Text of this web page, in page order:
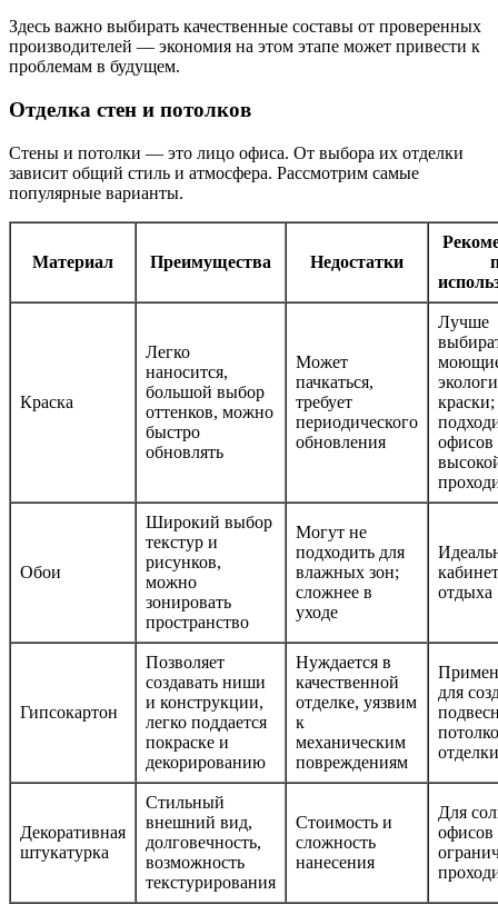
Здесь важно выбирать качественные составы от проверенных
производителей — экономия на этом этапе может привести к
проблемам в будущем.
Отделка стен и потолков
Стены и потолки — это лицо офиса. От выбора их отделки
зависит общий стиль и атмосфера. Рассмотрим самые
популярные варианты.
Материал Преимущества Недостатки
Краска
Легко
наносится,
большой выбор
оттенков, можно
быстро
обновлять
Может
пачкаться,
требует
периодического
обновления
Лучше
краски;
офисов
Обои
Широкий выбор
текстур и
рисунков,
можно
зонировать
пространство
Могут не
подходить для
влажных зон;
сложнее в
уходе
отдыха
Гипсокартон
Позволяет
создавать ниши
и конструкции,
легко поддается
покраске и
декорированию
Нуждается в
качественной
отделке, уязвим
к
механическим
повреждениям
для
Декоративная
штукатурка
Стильный
внешний вид,
долговечность,
возможность
текстурирования
Стоимость и
сложность
нанесения
Для
офисов